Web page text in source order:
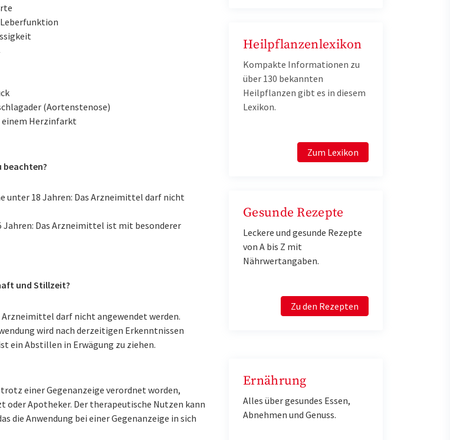
(Aortenstenose)
Herzinfarkt
beachten?
unter 18 Jahren: Das Arzneimittel darf nicht
Jahren: Das Arzneimittel ist mit besonderer
und Stillzeit?
Arzneimittel darf nicht angewendet werden.
wird nach derzeitigen Erkenntnissen
ein Abstillen in Erwägung zu ziehen.
einer Gegenanzeige verordnet worden,
oder Apotheker. Der therapeutische Nutzen kann
die Anwendung bei einer Gegenanzeige in sich
Heilpflanzenlexikon
Kompakte Informationen zu
über 130 bekannten
Heilpflanzen gibt es in diesem
Lexikon.
Zum Lexikon
Gesunde Rezepte
Leckere und gesunde Rezepte
von A bis Z mit
Nährwertangaben.
Zu den Rezepten
Ernährung
Alles über gesundes Essen,
Abnehmen und Genuss.